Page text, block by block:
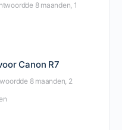
8 maanden, 1
Canon R7
8 maanden, 2